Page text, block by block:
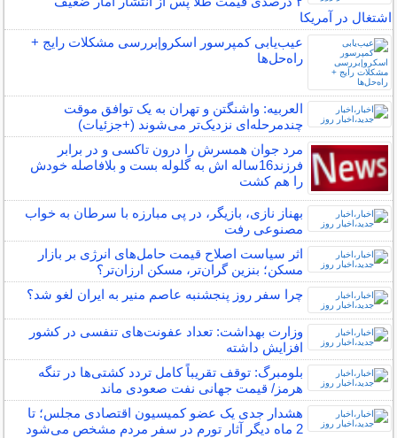
اشتغال در آمریکا
عیب‌یابی کمپرسور اسکرو|بررسی مشکلات رایج +
راه‌حل‌ها
العربیه: واشنگتن و تهران به یک توافق موقت
چندمرحله‌ای نزدیک‌تر می‌شوند (+جزئیات)
مرد جوان همسرش را درون تاکسی و در برابر
فرزند16ساله اش به گلوله بست و بلافاصله خودش
را هم کشت
بهناز نازی، بازیگر، در پی مبارزه با سرطان به خواب
مصنوعی رفت
اثر سیاست اصلاح قیمت حامل‌های انرژی بر بازار
مسکن؛ بنزین گران‌تر، مسکن ارزان‌تر؟
چرا سفر روز پنجشنبه عاصم منیر به ایران لغو شد؟
وزارت بهداشت: تعداد عفونت‌های تنفسی در کشور
افزایش داشته
بلومبرگ: توقف تقریباً کامل تردد کشتی‌ها در تنگه
هرمز/ قیمت جهانی نفت صعودی ماند
هشدار جدی یک عضو کمیسیون اقتصادی مجلس؛ تا
2 ماه دیگر آثار تورم در سفر مردم مشخص می‌شود